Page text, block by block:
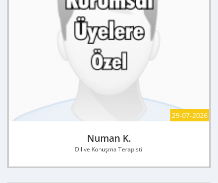
29-07-2026
Numan K.
Dil ve Konuşma Terapisti